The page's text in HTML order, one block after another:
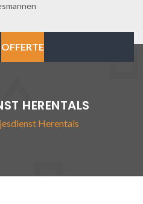
OFFERTE
HERENTALS
Herentals